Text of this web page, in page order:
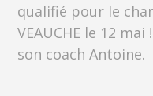
qualifié pour le
VEAUCHE le 12
son coach Antoine.